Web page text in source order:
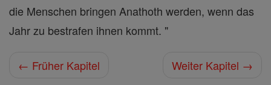
die Menschen bringen Anathoth werden, wenn das
Jahr zu bestrafen ihnen kommt. "
← Früher Kapitel
Weiter Kapitel →